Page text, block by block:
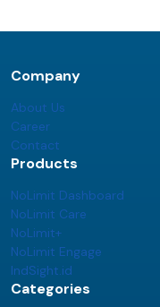
Company
About Us
Career
Contact
Products
NoLimit Dashboard
NoLimit Care
NoLimit+
NoLimit Engage
IndSight.id
Categories